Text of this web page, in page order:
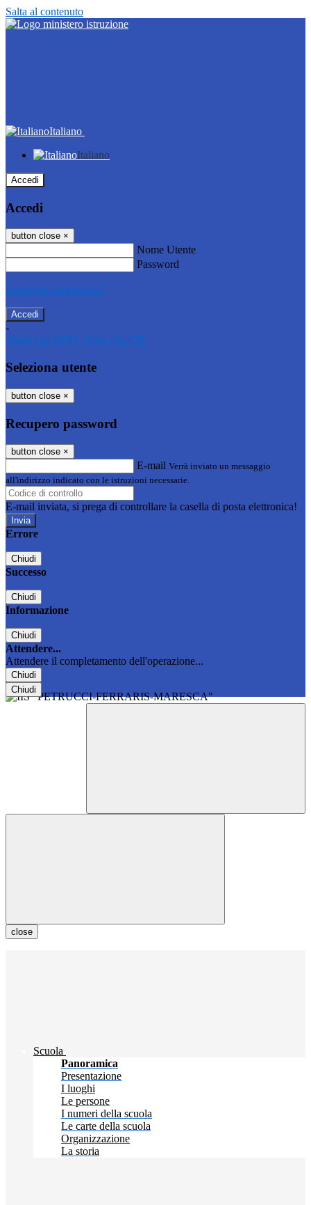
Salta al contenuto
Italiano
Italiano
Accedi
Accedi
button close ×
Nome Utente
Password
Password dimenticata?
-
Entra con SPID Entra con CIE
Seleziona utente
button close ×
Recupero password
button close ×
E-mail Verrà inviato un messaggio
all'indirizzo indicato con le istruzioni necessarie.
E-mail inviata, si prega di controllare la casella di posta elettronica!
Errore
Chiudi
Successo
Chiudi
Informazione
Chiudi
Attendere...
Attendere il completamento dell'operazione...
Chiudi
Chiudi
close
Scuola
Panoramica
Presentazione
I luoghi
Le persone
I numeri della scuola
Le carte della scuola
Organizzazione
La storia